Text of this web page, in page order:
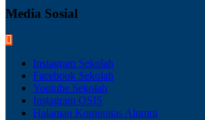
Media Sosial
Instagram Sekolah
Facebook Sekolah
Youtube Sekolah
Instagram OSIS
Halaman Komunitas Alumni